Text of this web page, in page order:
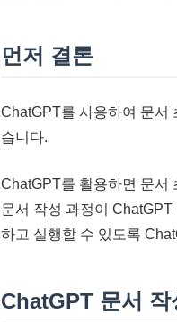
먼저 결론
ChatGPT를 사용하여 문서
습니다.
ChatGPT를 활용하면 문서
문서 작성 과정이
하고 실행할 수 있도록
ChatGPT 문서